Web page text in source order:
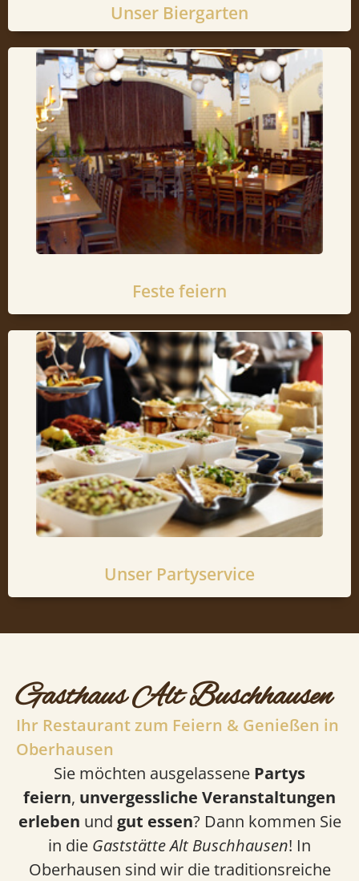
Unser Biergarten
Feste feiern
Sie suchen die passende Location für
Ihr persönliches Event? Nutzen Sie
unseren Veranstaltungsraum..
Mehr erfahren
Unser Partyservice
Ob Geburtstag, Firmenfeier,
Kommunion o.ä. - wir liefern Ihnen
vielfältige Speisen zu Ihrer Location.
Mehr erfahren
Gasthaus Alt Buschhausen
Ihr Restaurant zum Feiern & Genießen in
Oberhausen
Sie möchten ausgelassene Partys
feiern, unvergessliche Veranstaltungen
erleben und gut essen? Dann kommen Sie
in die Gaststätte Alt Buschhausen! In
Oberhausen sind wir die traditionsreiche